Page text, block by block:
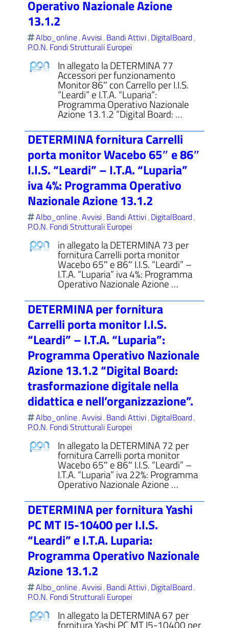
Operativo Nazionale Azione
13.1.2
Albo_online,Avvisi, Bandi Attivi, DigitalBoard,
P.O.N. Fondi Strutturali Europei
In allegato la DETERMINA 77
Accessori per funzionamento
Monitor 86″ con Carrello per I.I.S.
“Leardi” e I.T.A. “Luparia”:
Programma Operativo Nazionale
Azione 13.1.2 “Digital Board: …
DETERMINA fornitura Carrelli
porta monitor Wacebo 65″ e 86″
I.I.S. “Leardi” – I.T.A. “Luparia”
iva 4%: Programma Operativo
Nazionale Azione 13.1.2
Albo_online,Avvisi, Bandi Attivi, DigitalBoard,
P.O.N. Fondi Strutturali Europei
in allegato la DETERMINA 73 per
fornitura Carrelli porta monitor
Wacebo 65″ e 86″ I.I.S. “Leardi” –
I.T.A. “Luparia” iva 4%: Programma
Operativo Nazionale Azione …
DETERMINA per fornitura
Carrelli porta monitor I.I.S.
“Leardi” – I.T.A. “Luparia”:
Programma Operativo Nazionale
Azione 13.1.2 “Digital Board:
trasformazione digitale nella
didattica e nell’organizzazione”.
Albo_online,Avvisi, Bandi Attivi, DigitalBoard,
P.O.N. Fondi Strutturali Europei
In allegato la DETERMINA 72 per
fornitura Carrelli porta monitor
Wacebo 65″ e 86″ I.I.S. “Leardi” –
I.T.A. “Luparia” iva 22%: Programma
Operativo Nazionale Azione …
DETERMINA per fornitura Yashi
PC MT I5-10400 per I.I.S.
“Leardi” e I.T.A. Luparia:
Programma Operativo Nazionale
Azione 13.1.2
Albo_online,Avvisi, Bandi Attivi, DigitalBoard,
P.O.N. Fondi Strutturali Europei
In allegato la DETERMINA 67 per
fornitura Yashi PC MT I5-10400 per